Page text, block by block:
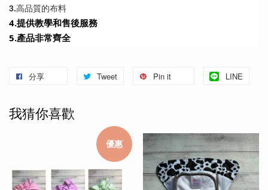
3.高品質的布料
4.提供教學和售後服務
5.產品非常齊全
分享 Tweet Pin it LINE
我猜你喜歡
優惠